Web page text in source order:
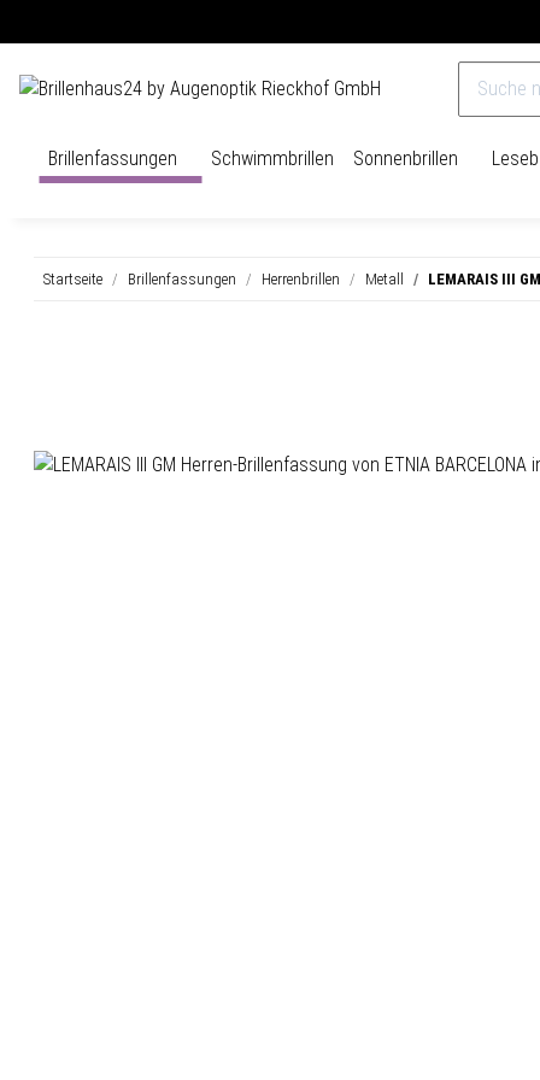
Brillenfassungen Schwimmbrillen Sonnenbrillen
Startseite Brillenfassungen Herrenbrillen Metall LEMARAIS III